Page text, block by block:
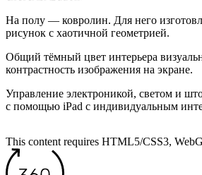
На полу — ковролин. Для него
рисунок с хаотичной геометрией.
Общий тёмный цвет интерьера
контрастность изображения на экране.
Управление электроникой, светом и
с помощью iPad с индивидуальным
This content requires HTML5/CSS3,